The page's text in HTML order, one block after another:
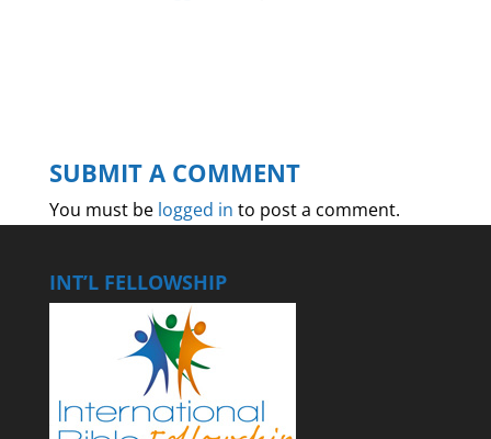
SUBMIT A COMMENT
You must be logged in to post a comment.
INT’L FELLOWSHIP